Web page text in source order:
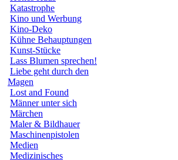
Katastrophe
Kino und Werbung
Kino-Deko
Kühne Behauptungen
Kunst-Stücke
Lass Blumen sprechen!
Liebe geht durch den
Magen
Lost and Found
Männer unter sich
Märchen
Maler & Bildhauer
Maschinenpistolen
Medien
Medizinisches